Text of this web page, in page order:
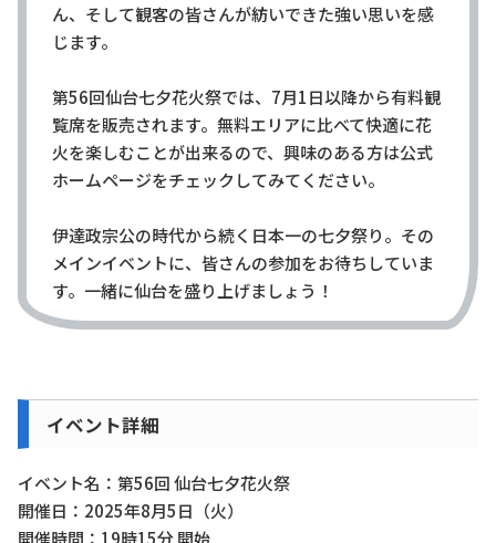
ん、そして観客の皆さんが紡いできた強い思いを感
じます。
第56回仙台七夕花火祭では、7月1日以降から有料観
覧席を販売されます。無料エリアに比べて快適に花
火を楽しむことが出来るので、興味のある方は公式
ホームページをチェックしてみてください。
伊達政宗公の時代から続く日本一の七夕祭り。その
メインイベントに、皆さんの参加をお待ちしていま
す。一緒に仙台を盛り上げましょう！
イベント詳細
イベント名：第56回 仙台七夕花火祭
開催日：2025年8月5日（火）
開催時間：19時15分 開始